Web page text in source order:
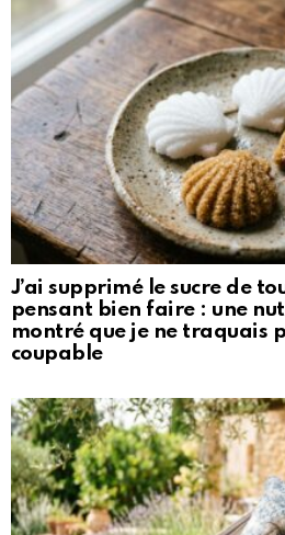
J’ai supprimé le sucre de
pensant bien faire : une
montré que je ne traquais
coupable